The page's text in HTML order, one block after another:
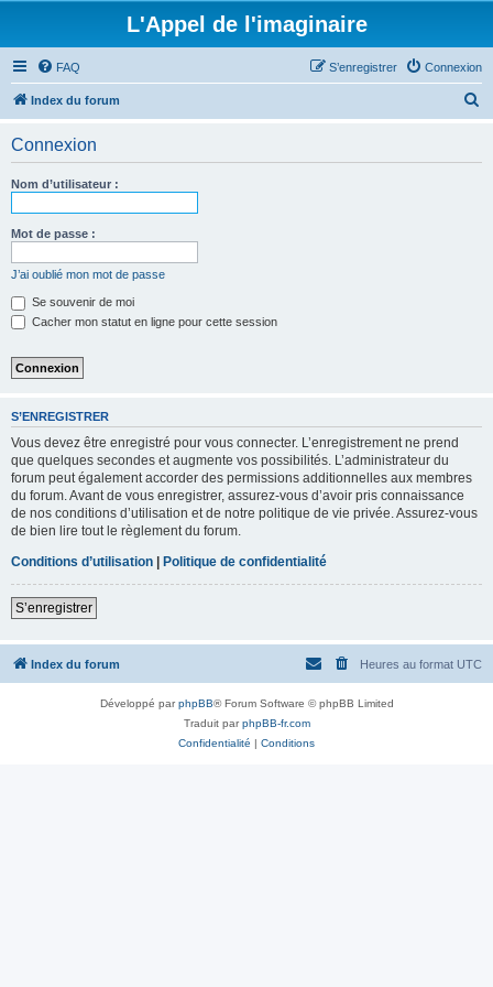
L'Appel de l'imaginaire
FAQ Connexion
S’enregistrer
Index du forum
Connexion
Nom d’utilisateur :
Mot de passe :
J’ai oublié mon mot de passe
Se souvenir de moi
Cacher mon statut en ligne pour cette session
S’ENREGISTRER
Vous devez être enregistré pour vous connecter. L’enregistrement ne prend
que quelques secondes et augmente vos possibilités. L’administrateur du
forum peut également accorder des permissions additionnelles aux membres
du forum. Avant de vous enregistrer, assurez-vous d’avoir pris connaissance
de nos conditions d’utilisation et de notre politique de vie privée. Assurez-vous
de bien lire tout le règlement du forum.
Conditions d’utilisation | Politique de confidentialité
S’enregistrer
Index du forum Heures au format UTC
Développé parphpBB® Forum Software © phpBB Limited
Traduit parphpBB-fr.com
Confidentialité | Conditions